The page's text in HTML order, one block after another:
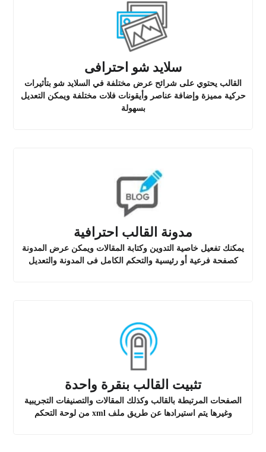
سلايد شو احترافى
القالب يحتوي على شرائح عرض مختلفة في السلايد شو بتأثيرات
حركية مميزة وإضافة عناصر وأيقونات فلات مختلفة ويمكن التعديل
بسهولة
مدونة القالب احترافية
يمكنك تفعيل خاصية التدوين وكتابة المقالات ويمكن عرض المدونة
كصفحة فرعية أو رئيسية والتحكم الكامل فى المدونة والتعديل
تثبيت القالب بنقرة واحدة
الصفحات المرتبطة بالقالب وكذلك المقالات والتصنيفات التجريبية
وغيرها يتم استيرادها عن طريق ملف xml من لوحة التحكم